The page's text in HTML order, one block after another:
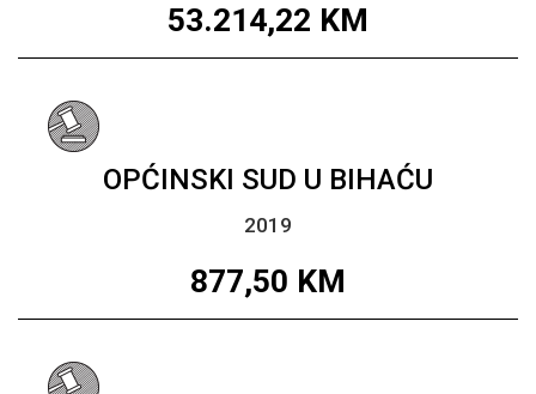
53.214,22 KM
OPĆINSKI SUD U BIHAĆU
2019
877,50 KM